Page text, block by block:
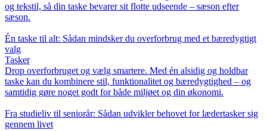
og tekstil, så din taske bevarer sit flotte udseende – sæson efter
sæson.
Én taske til alt: Sådan mindsker du overforbrug med et bæredygtigt
valg
Tasker
Drop overforbruget og vælg smartere. Med én alsidig og holdbar
taske kan du kombinere stil, funktionalitet og bæredygtighed – og
samtidig gøre noget godt for både miljøet og din økonomi.
Fra studieliv til seniorår: Sådan udvikler behovet for lædertasker sig
gennem livet